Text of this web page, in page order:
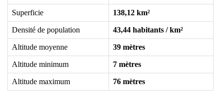
Superficie 138,12 km²
Densité de population 43,44 habitants / km²
Altitude moyenne 39 mètres
Altitude minimum 7 mètres
Altitude maximum 76 mètres